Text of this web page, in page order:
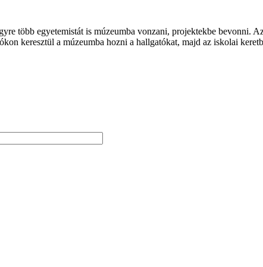
több egyetemistát is múzeumba vonzani, projektekbe bevonni.
keresztül a múzeumba hozni a hallgatókat, majd az iskolai